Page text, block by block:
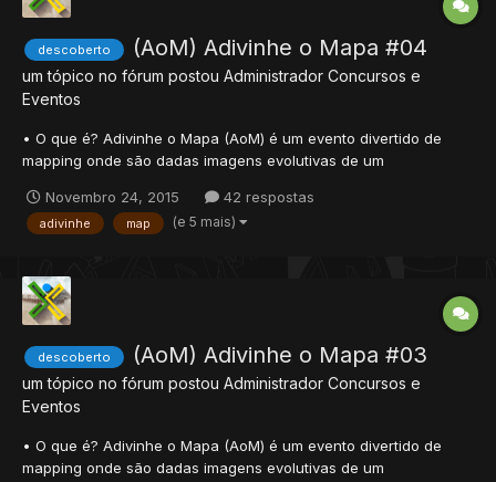
descoberto (AoM) Adivinhe o Mapa #04
um tópico no fórum postou Administrador Concursos e
Eventos
• O que é? Adivinhe o Mapa (AoM) é um evento divertido de
mapping onde são dadas imagens evolutivas de um
Funcionamento • Cada edição do AoM abriga um tema
específico de um mapa, uma primeira imagem é adicionada ao
Novembro 24, 2015 42 respostas
adivinhe map (e 5 mais)
descoberto (AoM) Adivinhe o Mapa #03
um tópico no fórum postou Administrador Concursos e
Eventos
• O que é? Adivinhe o Mapa (AoM) é um evento divertido de
mapping onde são dadas imagens evolutivas de um